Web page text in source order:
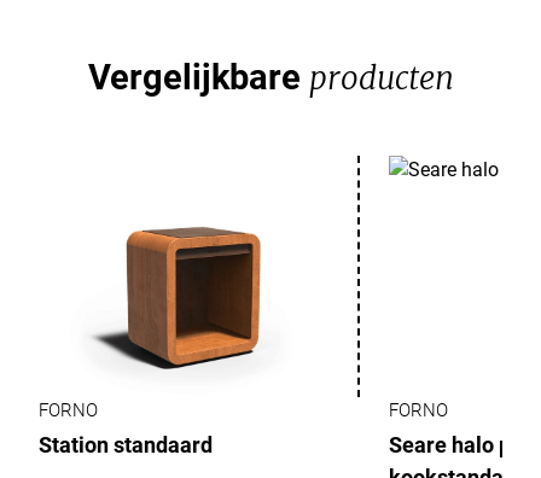
Vergelijkbare producten
FORNO
Station standaard
FORNO
Seare halo